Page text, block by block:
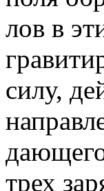
лов в
силу,
трех